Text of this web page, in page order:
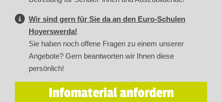
Wir sind gern für Sie da an den Euro-Schulen
Hoyerswerda!
Sie haben noch offene Fragen zu einem unserer
Angebote? Gern beantworten wir Ihnen diese
persönlich!
Infomaterial anfordern